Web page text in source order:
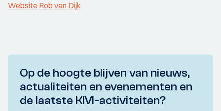
Website Rob van Dijk
Op de hoogte blijven van nieuws,
actualiteiten en evenementen en
de laatste KIVI-activiteiten?